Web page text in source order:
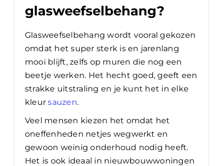
glasweefselbehang?
Glasweefselbehang wordt vooral gekozen
omdat het super sterk is en jarenlang
mooi blijft, zelfs op muren die nog een
beetje werken. Het hecht goed, geeft een
strakke uitstraling en je kunt het in elke
kleursauzen.
Veel mensen kiezen het omdat het
oneffenheden netjes wegwerkt en
gewoon weinig onderhoud nodig heeft.
Het is ook ideaal in nieuwbouwwoningen